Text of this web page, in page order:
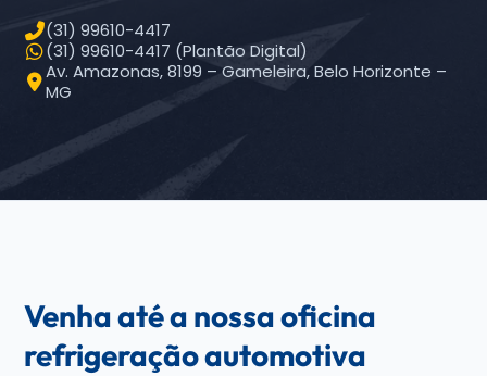
(31) 99610-4417
(31) 99610-4417 (Plantão Digital)
Av. Amazonas, 8199 – Gameleira, Belo Horizonte –
MG
Venha até a nossa oficina
refrigeração automotiva